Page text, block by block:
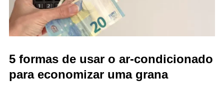
5 formas de usar o ar-condicionado
para economizar uma grana